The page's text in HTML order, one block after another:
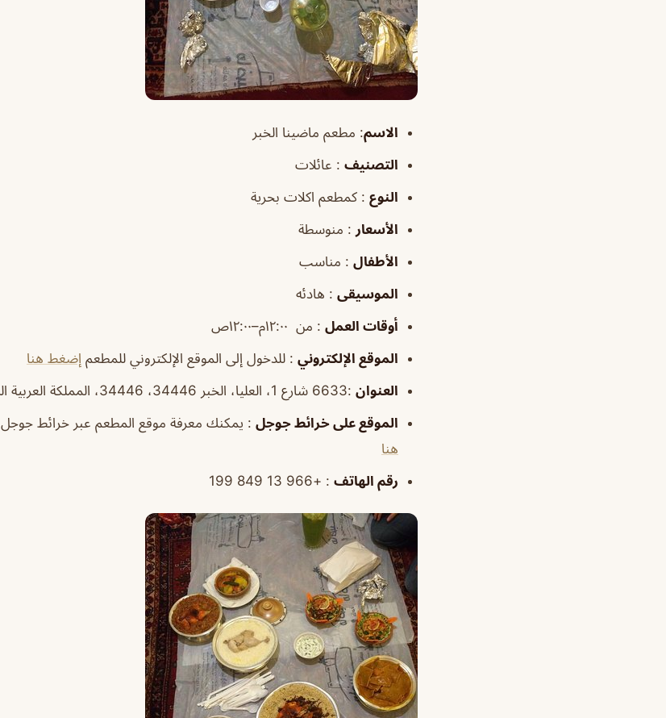
الاسم: مطعم ماضينا الخبر
التصنيف : عائلات
النوع : كمطعم اكلات بحرية
الأسعار : منوسطة
الأطفال : مناسب
الموسيقى : هادئه
أوقات العمل : من ١٢:٠٠م–١٢:٠٠ص
الموقع الإلكتروني : للدخول إلى الموقع الإلكتروني للمطعم إضغط هنا
العنوان :6633 شارع 1، العليا، الخبر 34446، 34446، المملكة العربية السعودية
الموقع على خرائط جوجل : يمكنك معرفة موقع المطعم عبر خرائط جوجل
هنا
رقم الهاتف : +966 13 849 199